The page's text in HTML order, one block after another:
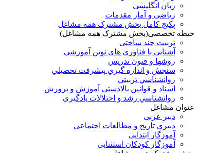
زبان انگلیسی
ریاضی و آمار مقدمات
پکیج کامل بخش مشترک همه مشاغل
حیطه تخصصی(بخش مشترک همه مشاغل)
تربیت چند ساحتی
آشنایی با فناوری های نوین آموزشی
روشها و فنون تدريس
سنجش و اندازه گيري پيشرفت تحصيلي
روانشناسي تربيتي
اسناد و قوانين بالادستي آموزش و پرورش
روانشناسي رشد و اختلالات يادگيري
عنوان مشاغل
دبير عربی
دبیری تاریخ و مطالعات اجتماعی
آموزگار ابتدایی
آموزگار کودکان استثنایی